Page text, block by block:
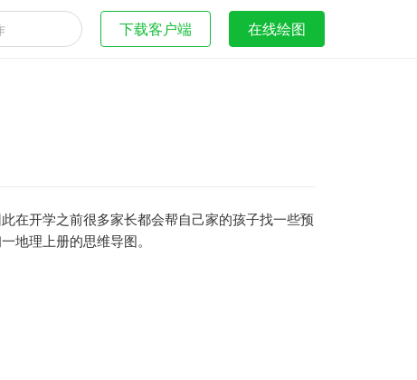
下载客户端 在线绘图
在开学之前很多家长都会帮自己家的孩子找一些预
地理上册的思维导图。